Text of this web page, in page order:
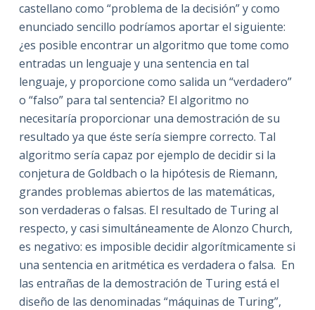
castellano como “problema de la decisión” y como
enunciado sencillo podríamos aportar el siguiente:
¿es posible encontrar un algoritmo que tome como
entradas un lenguaje y una sentencia en tal
lenguaje, y proporcione como salida un “verdadero”
o “falso” para tal sentencia? El algoritmo no
necesitaría proporcionar una demostración de su
resultado ya que éste sería siempre correcto. Tal
algoritmo sería capaz por ejemplo de decidir si la
conjetura de Goldbach o la hipótesis de Riemann,
grandes problemas abiertos de las matemáticas,
son verdaderas o falsas. El resultado de Turing al
respecto, y casi simultáneamente de Alonzo Church,
es negativo: es imposible decidir algorítmicamente si
una sentencia en aritmética es verdadera o falsa. En
las entrañas de la demostración de Turing está el
diseño de las denominadas “máquinas de Turing”,